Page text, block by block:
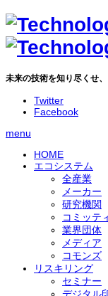
未来の技術を知り尽くせ
Twitter
Facebook
menu
HOME
エコシステム
全産業
メーカー
研究機関
コミッテ
業界団体
メディア
コモンズ
リスキリング
セミナー
デジタル
発色を自由に制御出
ChatGPT-4の新機能に
培養肉開発を進める